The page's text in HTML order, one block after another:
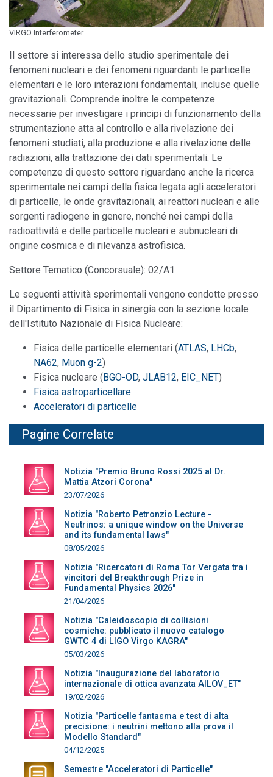
VIRGO Interferometer
Il settore si interessa dello studio sperimentale dei
fenomeni nucleari e dei fenomeni riguardanti le particelle
elementari e le loro interazioni fondamentali, incluse quelle
gravitazionali. Comprende inoltre le competenze
necessarie per investigare i principi di funzionamento della
strumentazione atta al controllo e alla rivelazione dei
fenomeni studiati, alla produzione e alla rivelazione delle
radiazioni, alla trattazione dei dati sperimentali. Le
competenze di questo settore riguardano anche la ricerca
sperimentale nei campi della fisica legata agli acceleratori
di particelle, le onde gravitazionali, ai reattori nucleari e alle
sorgenti radiogene in genere, nonché nei campi della
radioattività e delle particelle nucleari e subnucleari di
origine cosmica e di rilevanza astrofisica.
Settore Tematico (Concorsuale): 02/A1
Le seguenti attività sperimentali vengono condotte presso
il Dipartimento di Fisica in sinergia con la sezione locale
dell'Istituto Nazionale di Fisica Nucleare:
Fisica delle particelle elementari (ATLAS, LHCb,
NA62, Muon g-2)
Fisica nucleare ( BGO-OD, JLAB12, EIC_NET)
Fisica astroparticellare
Acceleratori di particelle
Pagine Correlate
Notizia "Premio Bruno Rossi 2025 al Dr.
Mattia Atzori Corona"
23/07/2026
Notizia "Roberto Petronzio Lecture -
Neutrinos: a unique window on the Universe
and its fundamental laws"
08/05/2026
Notizia "Ricercatori di Roma Tor Vergata tra i
vincitori del Breakthrough Prize in
Fundamental Physics 2026"
21/04/2026
Notizia "Caleidoscopio di collisioni
cosmiche: pubblicato il nuovo catalogo
GWTC 4 di LIGO Virgo KAGRA"
05/03/2026
Notizia "Inaugurazione del laboratorio
internazionale di ottica avanzata AILOV_ET"
19/02/2026
Notizia "Particelle fantasma e test di alta
precisione: i neutrini mettono alla prova il
Modello Standard"
04/12/2025
Semestre "Acceleratori di Particelle"